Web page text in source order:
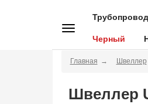
Черный
Главная Швеллер
Швеллер